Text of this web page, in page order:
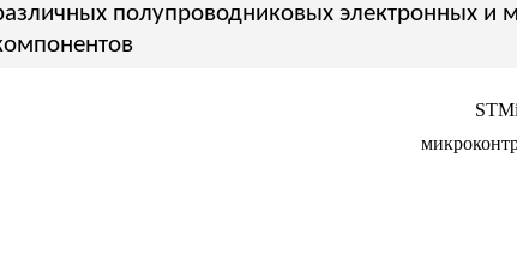
полупроводниковых электронных и